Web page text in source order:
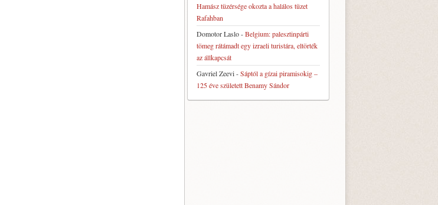
Hamász tüzérsége okozta a halálos tüzet
Rafahban
Domotor Laslo-Belgium: palesztinpárti
tömeg rátámadt egy izraeli turistára, eltörték
az állkapcsát
Gavriel Zeevi-Sáptól a gízai piramisokig –
125 éve született Benamy Sándor